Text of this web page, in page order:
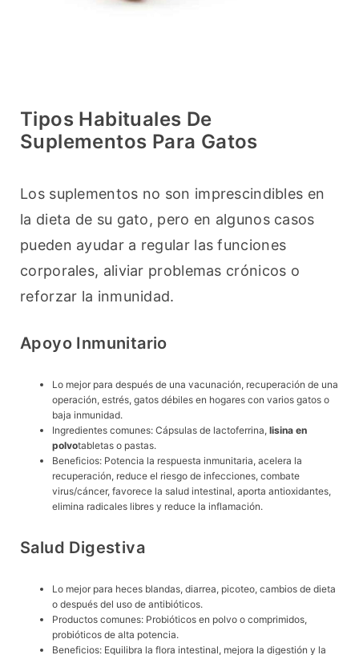
Tipos Habituales De
Suplementos Para Gatos
Los suplementos no son imprescindibles en
la dieta de su gato, pero en algunos casos
pueden ayudar a regular las funciones
corporales, aliviar problemas crónicos o
reforzar la inmunidad.
Apoyo Inmunitario
Lo mejor para después de una vacunación, recuperación de una
operación, estrés, gatos débiles en hogares con varios gatos o
baja inmunidad.
Ingredientes comunes: Cápsulas de lactoferrina, lisina en
polvotabletas o pastas.
Beneficios: Potencia la respuesta inmunitaria, acelera la
recuperación, reduce el riesgo de infecciones, combate
virus/cáncer, favorece la salud intestinal, aporta antioxidantes,
elimina radicales libres y reduce la inflamación.
Salud Digestiva
Lo mejor para heces blandas, diarrea, picoteo, cambios de dieta
o después del uso de antibióticos.
Productos comunes: Probióticos en polvo o comprimidos,
probióticos de alta potencia.
Beneficios: Equilibra la flora intestinal, mejora la digestión y la